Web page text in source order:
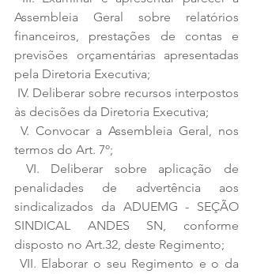
Assembleia Geral sobre relatórios
financeiros, prestações de contas e
previsões orçamentárias apresentadas
pela Diretoria Executiva;
às decisões da Diretoria Executiva;
termos do Art. 7º;
penalidades de advertência aos
sindicalizados da ADUEMG - SEÇÃO
SINDICAL ANDES SN, conforme
disposto no Art.32, deste Regimento;